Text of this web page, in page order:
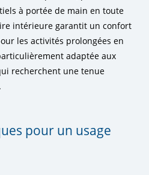
à portée de main en toute
intérieure garantit un confort
les activités prolongées en
adaptée aux
recherchent une tenue
pour un usage